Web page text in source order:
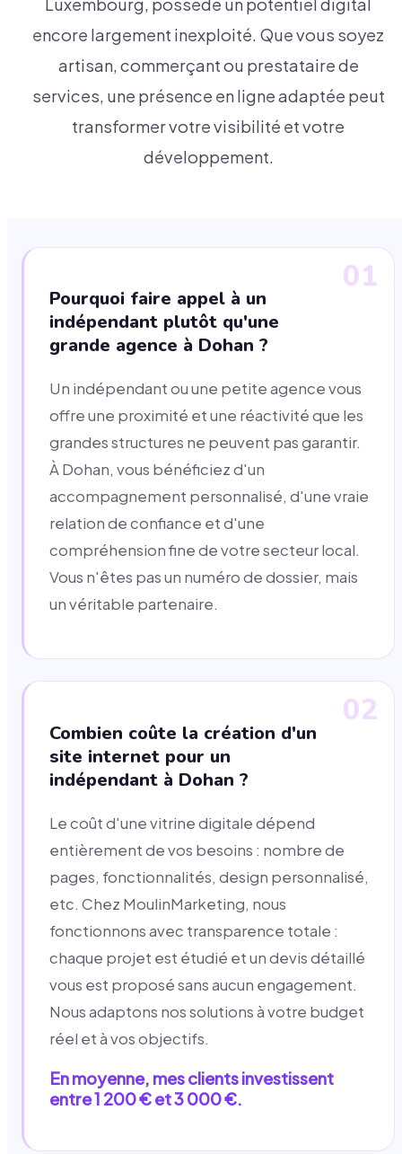
Luxembourg, possède un potentiel digital
encore largement inexploité. Que vous soyez
artisan, commerçant ou prestataire de
services, une présence en ligne adaptée peut
transformer votre visibilité et votre
développement.
01
Pourquoi faire appel à un
indépendant plutôt qu'une
grande agence à Dohan ?
Un indépendant ou une petite agence vous
offre une proximité et une réactivité que les
grandes structures ne peuvent pas garantir.
À Dohan, vous bénéficiez d'un
accompagnement personnalisé, d'une vraie
relation de confiance et d'une
compréhension fine de votre secteur local.
Vous n'êtes pas un numéro de dossier, mais
un véritable partenaire.
02
Combien coûte la création d'un
site internet pour un
indépendant à Dohan ?
Le coût d'une vitrine digitale dépend
entièrement de vos besoins : nombre de
pages, fonctionnalités, design personnalisé,
etc. Chez MoulinMarketing, nous
fonctionnons avec transparence totale :
chaque projet est étudié et un devis détaillé
vous est proposé sans aucun engagement.
Nous adaptons nos solutions à votre budget
réel et à vos objectifs.
En moyenne, mes clients investissent
entre 1 200 € et 3 000 €.